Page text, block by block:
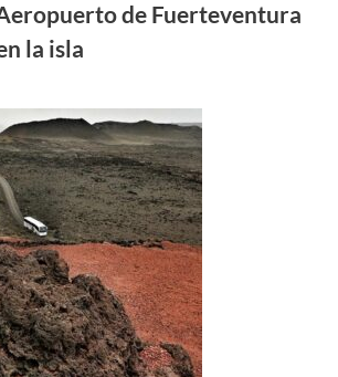
de Fuerteventura
la isla